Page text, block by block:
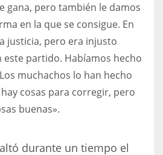
gana, pero también le damos
en la que se consigue. En
justicia, pero era injusto
partido. Habíamos hecho
muchachos lo han hecho
cosas para corregir, pero
buenas».
durante un tiempo el